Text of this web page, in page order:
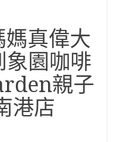
真偉大
象園咖啡
親子
港店